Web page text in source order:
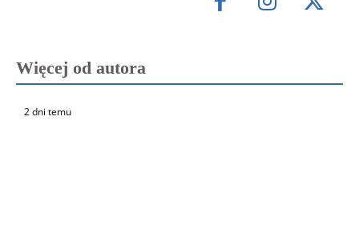
Więcej od autora
2 dni temu